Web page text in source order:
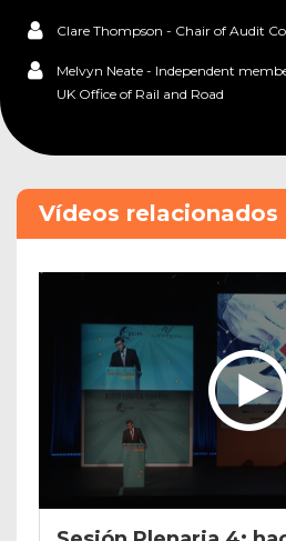
Clare Thompson - Chair of Audit
Melvyn Neate - Independent
UK Office of Rail and Road
Vídeos relacionados